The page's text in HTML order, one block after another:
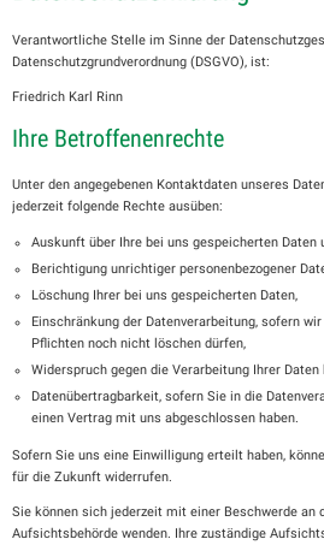
Verantwortliche Stelle im Sinne der
Datenschutzgrundverordnung (DSGVO), ist:
Friedrich Karl Rinn
Ihre Betroffenenrechte
Unter den angegebenen Kontaktdaten unseres
jederzeit folgende Rechte ausüben:
Auskunft über Ihre bei uns gespeicherten Daten
Berichtigung unrichtiger personenbezogener
Löschung Ihrer bei uns gespeicherten Daten,
Einschränkung der Datenverarbeitung, sofern
Pflichten noch nicht löschen dürfen,
Widerspruch gegen die Verarbeitung Ihrer Daten
Datenübertragbarkeit, sofern Sie in die
einen Vertrag mit uns abgeschlossen haben.
Sofern Sie uns eine Einwilligung erteilt haben,
für die Zukunft widerrufen.
Sie können sich jederzeit mit einer Beschwerde an
Aufsichtsbehörde wenden. Ihre zuständige